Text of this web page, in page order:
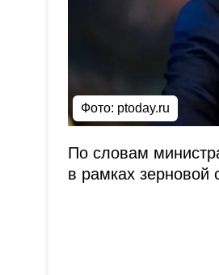
Фото: ptoday.ru
По словам
в рамках зерновой